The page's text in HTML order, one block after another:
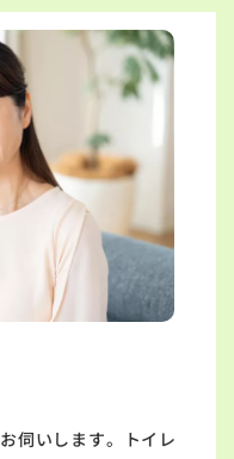
伺いします。トイレ